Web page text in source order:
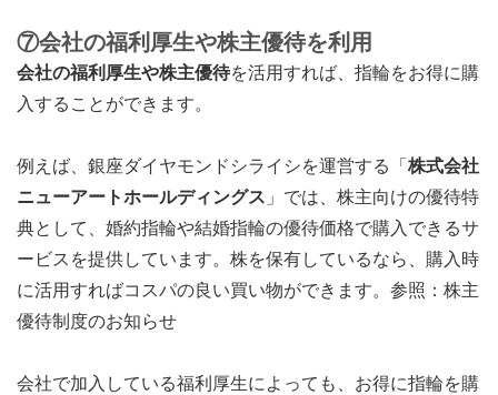
⑦会社の福利厚生や株主優待を利用
会社の福利厚生や株主優待を活用すれば、指輪をお得に購
入することができます。
例えば、銀座ダイヤモンドシライシを運営する「 株式会社
ニューアートホールディングス 」では、株主向けの優待特
典として、婚約指輪や結婚指輪の優待価格で購入できるサ
ービスを提供しています。株を保有しているなら、購入時
に活用すればコスパの良い買い物ができます。 参照：株主
優待制度のお知らせ
会社で加入している福利厚生によっても、お得に指輪を購